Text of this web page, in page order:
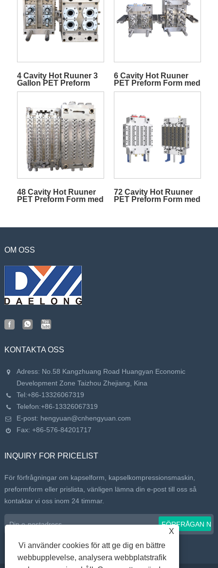
4 Cavity Hot Ruuner 3
Gallon PET Preform
Form
6 Cavity Hot Ruuner
PET Preform Form med
ventilport
48 Cavity Hot Ruuner
PET Preform Form med
72 Cavity Hot Ruuner
PET Preform Form med
OM OSS
KONTAKTA OSS
Adress: No.58 Kangzhuang Road Huangyan Economic
Development Zone Taizhou Zhejiang, Kina
Tel:+86-13326067319
Telefon:+86-13326067319
E-post: hengyuan@cnhengyuan.com
Fax: +86-576-84201717
INQUIRY FOR PRICELIST
För förfrågningar om kapselform, kapselkompressionsmaskin,
preformform eller prislista, vänligen lämna din e-post till oss så
kontaktar vi oss inom 24 timmar.
X
Vi använder cookies för att ge dig en bättre
webbupplevelse, analysera webbplatstrafik